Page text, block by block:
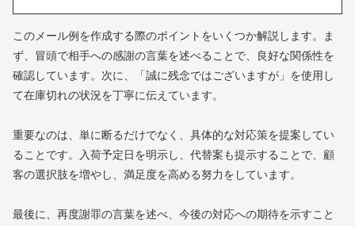
このメール例を作成する際のポイントをいくつか解説します。ま
ず、冒頭で相手への感謝の言葉を述べることで、良好な関係性を
確認しています。次に、「誠に残念ではございますが」を使用し
て在庫切れの状況を丁寧に伝えています。
重要なのは、単に断るだけでなく、具体的な対応策を提案してい
ることです。入荷予定日を明示し、代替案も提示することで、顧
客の選択肢を増やし、満足度を高める努力をしています。
最後に、再度謝罪の言葉を述べ、今後の対応への期待を示すこと